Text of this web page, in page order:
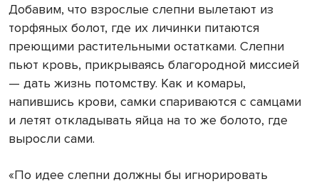
Добавим, что взрослые слепни вылетают из
торфяных болот, где их личинки питаются
преющими растительными остатками. Слепни
пьют кровь, прикрываясь благородной миссией
— дать жизнь потомству. Как и комары,
напившись крови, самки спариваются с самцами
и летят откладывать яйца на то же болото, где
выросли сами.
«По идее слепни должны бы игнорировать